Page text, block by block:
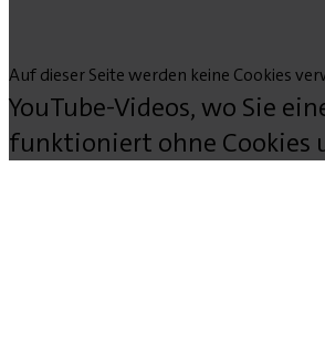
Auf dieser Seite werden keine Cookies
YouTube-Videos, wo Sie
funktioniert ohne Cookies